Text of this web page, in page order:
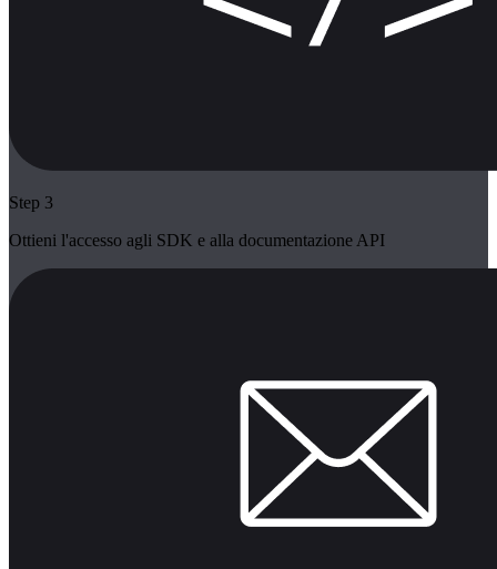
Step 3
Ottieni l'accesso agli SDK e alla documentazione API